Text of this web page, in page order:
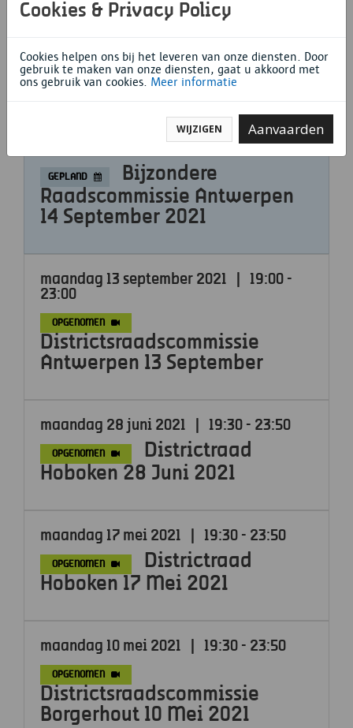
Districtsraadscommissie
Hoboken 15 November 2021
dinsdag 14 september 2021
20:00 -
GEPLAND
Bijzondere
Raadscommissie Antwerpen
14 September 2021
maandag 13 september 2021
19:00 -
23:00
OPGENOMEN
Districtsraadscommissie
Antwerpen 13 September
maandag 28 juni 2021 19:30 - 23:50
OPGENOMEN
Districtraad
Hoboken 28 Juni 2021
maandag 17 mei 2021 19:30 - 23:50
OPGENOMEN
Districtraad
Hoboken 17 Mei 2021
maandag 10 mei 2021 19:30 - 23:50
OPGENOMEN
Districtsraadscommissie
Borgerhout 10 Mei 2021
Cookies & Privacy Policy
Cookies helpen ons bij het leveren van onze diensten. Door
gebruik te maken van onze diensten, gaat u akkoord met
ons gebruik van cookies. Meer informatie
WIJZIGEN Aanvaarden